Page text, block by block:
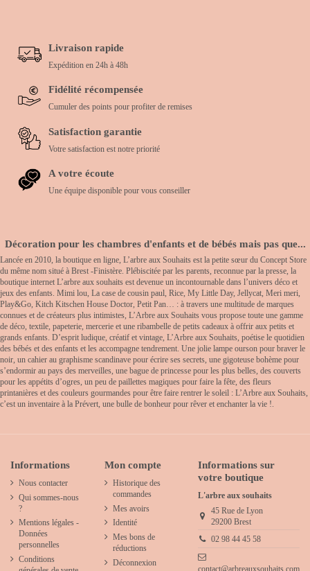
Livraison rapide
Expédition en 24h à 48h
Fidélité récompensée
Cumuler des points pour profiter de remises
Satisfaction garantie
Votre satisfaction est notre priorité
A votre écoute
Une équipe disponible pour vous conseiller
Décoration pour les chambres d'enfants et de bébés mais pas que...
Lancée en 2010, la boutique en ligne, L’arbre aux Souhaits est la petite sœur du Concept Store
du même nom situé à Brest -Finistère. Plébiscitée par les parents, reconnue par la presse, la
boutique internet L’arbre aux souhaits est devenue un incontournable dans l’univers déco et
jeux des enfants. Mimi lou, La case de cousin paul, Rice, My Little Day, Jellycat, Meri meri,
Play&Go, Kitch Kitschen House Doctor, Petit Pan… : à travers une multitude de marques
connues et de créateurs plus intimistes, L’Arbre aux Souhaits vous propose toute une gamme
de déco, textile, papeterie, mercerie et une ribambelle de petits cadeaux à offrir aux petits et
grands enfants. D’esprit ludique, créatif et vintage, L’Arbre aux Souhaits, poétise le quotidien
des bébés et des enfants et les accompagne tendrement. Une jolie lampe ourson pour braver le
noir, un cahier au graphisme scandinave pour écrire ses secrets, une gigoteuse bohème pour
s’endormir au pays des merveilles, une bague de princesse pour les plus belles, des couverts
pour les appétits d’ogres, un peu de paillettes magiques pour faire la fête, des fleurs
printanières et des couleurs gourmandes pour être faire rentrer le soleil : L’Arbre aux Souhaits,
c’est un inventaire à la Prévert, une bulle de bonheur pour rêver et enchanter la vie !.
Informations
Nous contacter
Qui sommes-nous
?
Mentions légales -
Données
personnelles
Conditions
Mon compte
Historique des
commandes
Mes avoirs
Identité
Mes bons de
réductions
Déconnexion
Informations sur
votre boutique
L'arbre aux souhaits
45 Rue de Lyon
29200 Brest
02 98 44 45 58
contact@arbreauxsouhaits.com